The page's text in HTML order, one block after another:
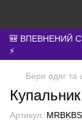
🎒 ВПЕВНЕНИЙ
⚡
Бери одяг та
Артикул: